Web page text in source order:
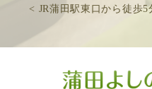
< JR蒲田駅東口から徒歩